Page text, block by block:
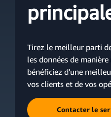
Ressources
Tirez le meilleur parti
les données de
bénéficiez d'une
vos clients et de vos
Contacter le